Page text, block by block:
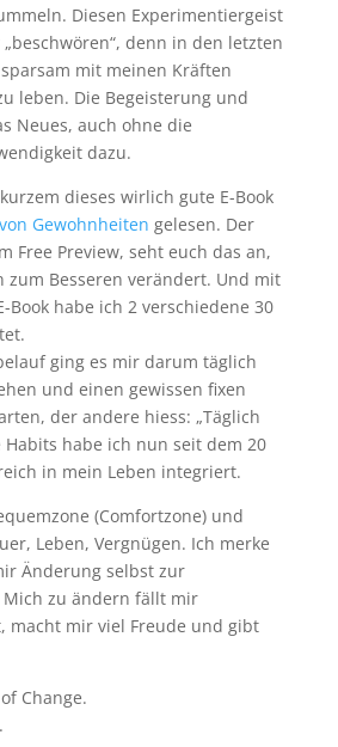
Diesen Experimentiergeist
denn in den letzten
mit meinen Kräften
leben. Die Begeisterung und
Neues, auch ohne die
dazu.
dieses wirlich gute E-Book
Gewohnheiten gelesen. Der
Free Preview, seht euch das an,
zum Besseren verändert. Und mit
Book habe ich 2 verschiedene 30
ging es mir darum täglich
und einen gewissen fixen
der andere hiess: „Täglich
Habits habe ich nun seit dem 20
in mein Leben integriert.
(Comfortzone) und
Leben, Vergnügen. Ich merke
Änderung selbst zur
zu ändern fällt mir
macht mir viel Freude und gibt
Change.